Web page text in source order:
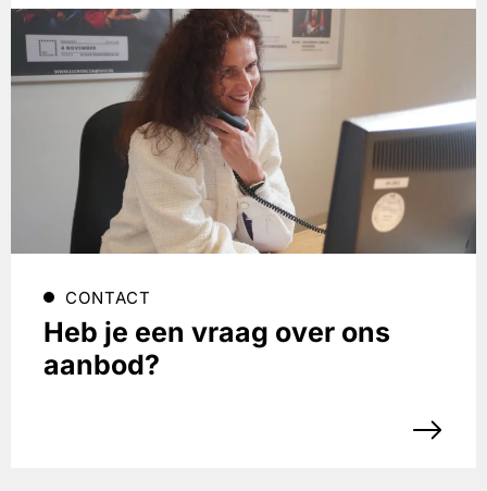
CONTACT
Heb je een vraag over ons
aanbod?